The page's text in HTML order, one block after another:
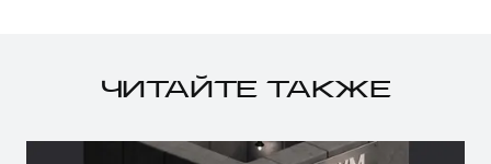
ЧИТАЙТЕ ТАКЖЕ